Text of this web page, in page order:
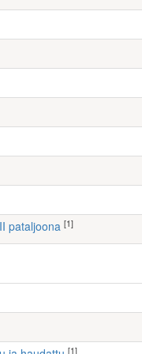
pataljoona [1]
[1]